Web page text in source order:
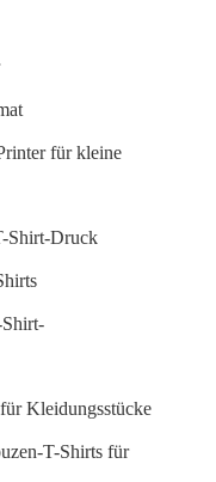
für kleine
Shirt-Druck
Kleidungsstücke
T-Shirts für